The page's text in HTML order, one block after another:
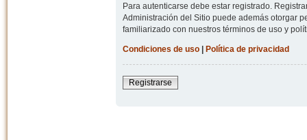
Para autenticarse debe estar registrado.
Administración del Sitio puede además otorgar
familiarizado con nuestros términos de uso y
Condiciones de uso| Política de privacidad
Registrarse